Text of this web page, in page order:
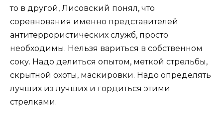
то в другой, Лисовский понял, что
соревнования именно представителей
антитеррористических служб, просто
необходимы. Нельзя вариться в собственном
соку. Надо делиться опытом, меткой стрельбы,
скрытной охоты, маскировки. Надо определять
лучших из лучших и гордиться этими
стрелками.